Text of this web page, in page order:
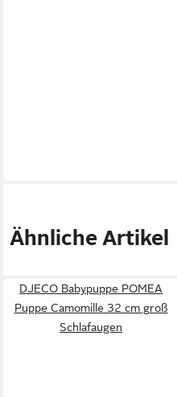
Ähnliche Artikel
DJECO Babypuppe POMEA
Puppe Camomille 32 cm groß
Schlafaugen